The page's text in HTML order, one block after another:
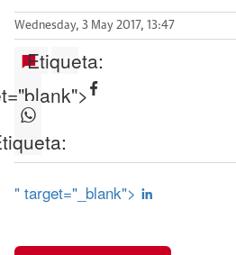
Wednesday, 3 May 2017, 13:47
Etiqueta:
" target="_blank">